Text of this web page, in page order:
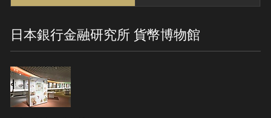
作品一覧
カテゴリで見る
日本銀行金融研究所 貨幣博物館